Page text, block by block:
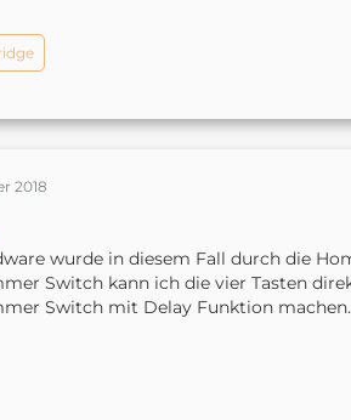
2018
wurde in diesem Fall durch die
Switch kann ich die vier Tasten
Switch mit Delay Funktion machen.